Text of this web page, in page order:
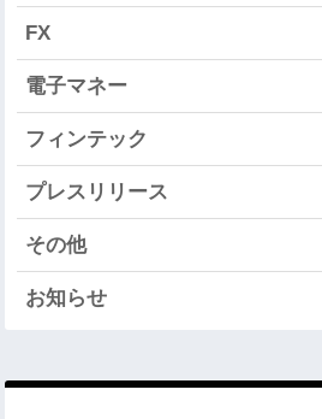
FX
電子マネー
フィンテック
プレスリリース
その他
お知らせ